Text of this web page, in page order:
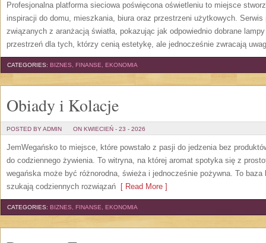
Profesjonalna platforma sieciowa poświęcona oświetleniu to miejsce
inspiracji do domu, mieszkania, biura oraz przestrzeni użytkowych.
związanych z aranżacją światła, pokazując jak odpowiednio dobrane
przestrzeń dla tych, którzy cenią estetykę, ale jednocześnie zwracają
CATEGORIES: BIZNES, FINANSE, EKONOMIA
Obiady i Kolacje
POSTED BY ADMIN ON KWIECIEŃ - 23 - 2026
JemWegańsko to miejsce, które powstało z pasji do jedzenia bez
do codziennego żywienia. To witryna, na której aromat spotyka się z
wegańska może być różnorodna, świeża i jednocześnie pożywna. To
szukają codziennych rozwiązań [ Read More ]
CATEGORIES: BIZNES, FINANSE, EKONOMIA